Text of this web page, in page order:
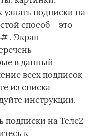
узнать подписки на
способ – это
. Экран
в данный
всех подписок
из списка
инструкции.
подписки на Теле2
к